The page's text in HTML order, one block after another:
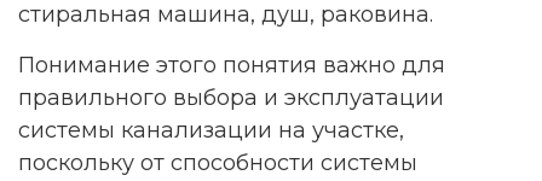
стиральная машина, душ, раковина.
Понимание этого понятия важно для
правильного выбора и эксплуатации
системы канализации на участке,
поскольку от способности системы